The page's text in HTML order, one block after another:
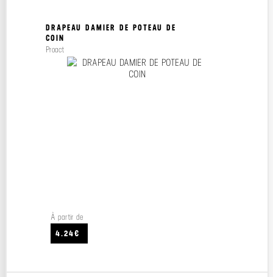
DRAPEAU DAMIER DE POTEAU DE
COIN
Proact
À partir de
4.24€